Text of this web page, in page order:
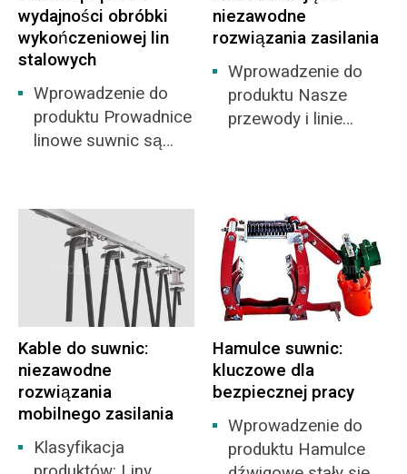
hamulcowego lub
mogą być używane
samodzielnie w
mechanizmie
chodzenia wózka
wydajności obróbki
wykończeniowej lin
stalowych
Wprowadzenie do
produktu Prowadnice
linowe suwnic są
element prowadzący
linę w elektrycznych
wciągnikach
linowych. Urządzenie
prowadzące linę
suwnicy może
sprawić, że lina
stalowa wciągnika
elektrycznego będzie
zwijana płynniej i
będzie lepiej
niezawodne
rozwiązania zasilania
Wprowadzenie do
produktu Nasze
przewody i linie
do dostarczania
mocy i sygnałów
sterujących do
urządzeń mobilnych.
Charakteryzują się
niezawodnością
transmisji oraz
łatwością instalacji i
konserwacji.
Przewody i linie
Kable do suwnic:
niezawodne
rozwiązania
mobilnego zasilania
Klasyfikacja
Hamulce suwnic:
kluczowe dla
bezpiecznej pracy
Wprowadzenie do
produktu Hamulce